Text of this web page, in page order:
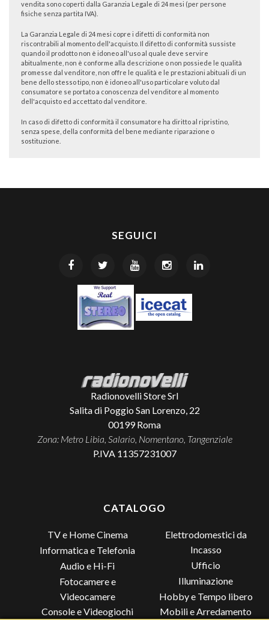
vendita sono coperti dalla Garanzia Legale di 24 mesi (per persone
fisiche senza partita IVA).
La Garanzia Legale di 24 mesi copre i difetti di conformità non
riscontrabili al momento dell'acquisto. Il difetto di conformità sussiste
quando il prodotto non è idoneo all'uso al quale deve servire
abitualmente, non è conforme alla descrizione o non possiede le qualità
promesse dal venditore, non offre le qualità e le prestazioni abituali di un
bene dello stesso tipo, non è idoneo all'uso particolare voluto dal
consumatore se portato a conoscenza del venditore al momento
dell'acquisto ed accettato dal venditore.
In caso di difetto di conformità il consumatore ha diritto al ripristino,
senza spese, della conformità del bene mediante riparazione o
sostituzione.
SEGUICI
Radionovelli Store Srl
Salita di Poggio San Lorenzo, 22
00199 Roma
Zona: Metro Libia, Salario, Nomentano, Tangenziale
P.IVA 11357231007
CATALOGO
TV e Home Cinema
Informatica e Telefonia
Audio e Hi-Fi
Fotocamere e
Videocamere
Console e Videogiochi
Elettrodomestici da
Incasso
Ufficio
Illuminazione
Hobby e Tempo libero
Mobili e Arredamento